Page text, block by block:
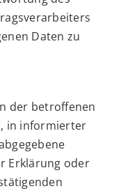
Daten zu
der betroffenen
in informierter
Erklärung oder